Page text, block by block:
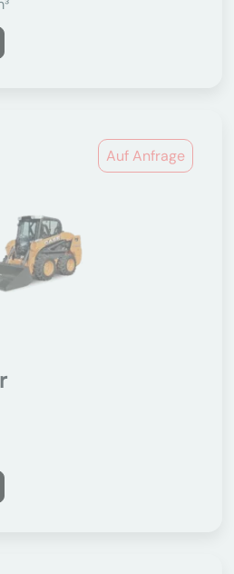
Auf Anfrage